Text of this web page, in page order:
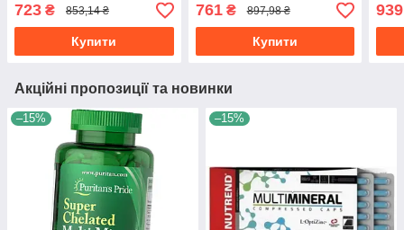
723 ₴ 853,14 ₴
Купити
761₴ 897,98 ₴
Купити
939
Акційні пропозиції та новинки
–15% –15%